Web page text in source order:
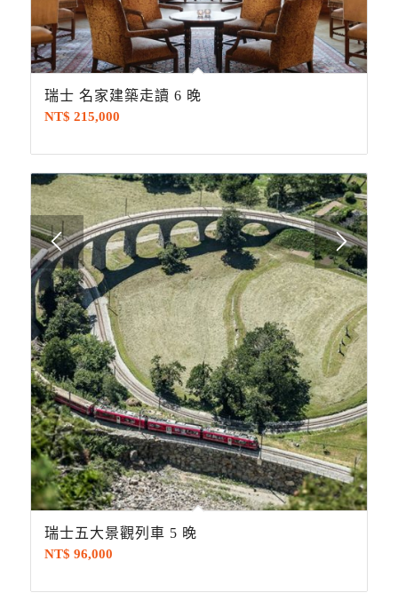
瑞士 名家建築走讀 6 晚
NT$ 215,000
瑞士五大景觀列車 5 晚
NT$ 96,000